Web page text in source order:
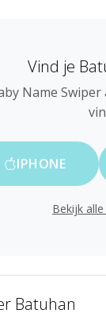
Vind je
Name
IPHONE
Bekijk
Batuhan